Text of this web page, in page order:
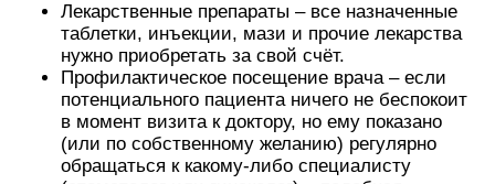
Лекарственные препараты – все назначенные
таблетки, инъекции, мази и прочие лекарства
нужно приобретать за свой счёт.
Профилактическое посещение врача – если
потенциального пациента ничего не беспокоит
в момент визита к доктору, но ему показано
(или по собственному желанию) регулярно
обращаться к какому-либо специалисту